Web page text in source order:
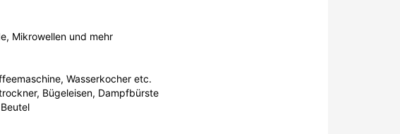
Mikrowellen und mehr
Wasserkocher etc.
Bügeleisen, Dampfbürste